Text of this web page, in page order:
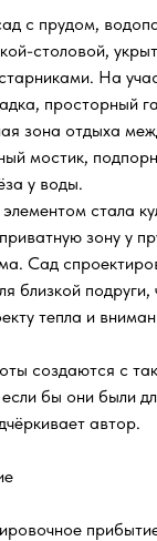
с прудом,
столовой,
На
просторный
зона отдыха
мостик,
у воды.
стала
зону у
Сад
близкой подруги,
тепла и
создаются с
бы они были
автор.